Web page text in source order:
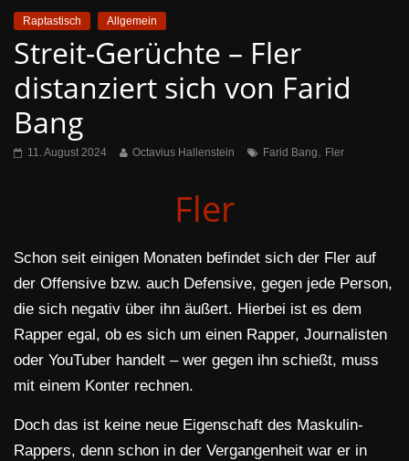
Raptastisch Allgemein
Streit-Gerüchte – Fler
distanziert sich von Farid
Bang
11. August 2024 Octavius Hallenstein Farid Bang, Fler
Fler
Schon seit einigen Monaten befindet sich der Fler auf
der Offensive bzw. auch Defensive, gegen jede Person,
die sich negativ über ihn äußert. Hierbei ist es dem
Rapper egal, ob es sich um einen Rapper, Journalisten
oder YouTuber handelt – wer gegen ihn schießt, muss
mit einem Konter rechnen.
Doch das ist keine neue Eigenschaft des Maskulin-
Rappers, denn schon in der Vergangenheit war er in